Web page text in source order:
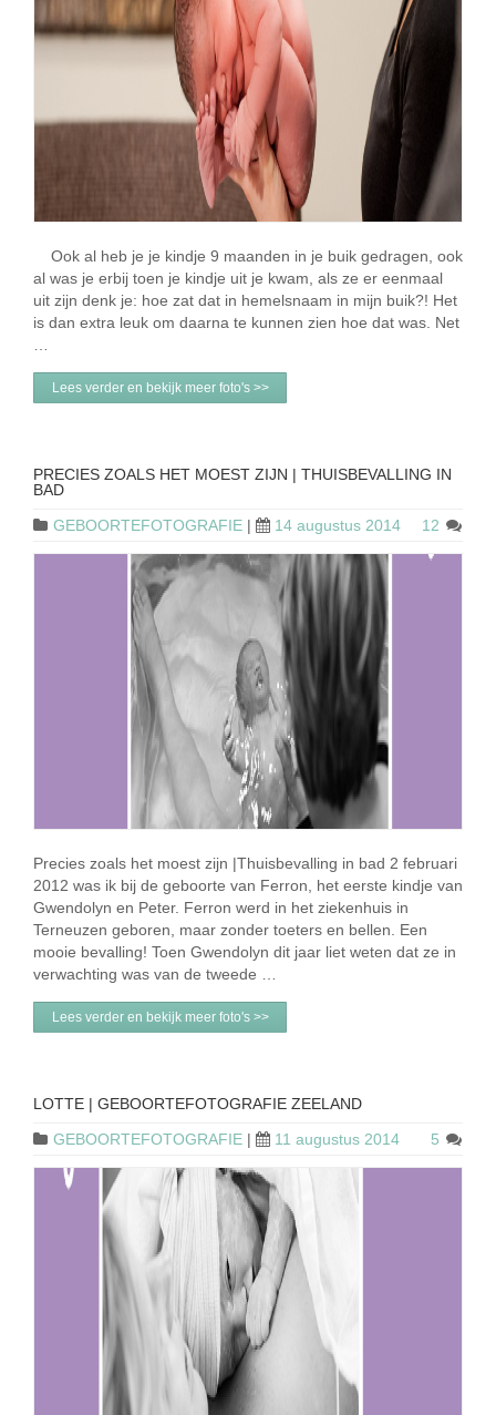
Ook al heb je je kindje 9 maanden in je buik gedragen, ook
al was je erbij toen je kindje uit je kwam, als ze er eenmaal
uit zijn denk je: hoe zat dat in hemelsnaam in mijn buik?! Het
is dan extra leuk om daarna te kunnen zien hoe dat was. Net
Lees verder en bekijk meer foto's >>
PRECIES ZOALS HET MOEST ZIJN | THUISBEVALLING IN
BAD
GEBOORTEFOTOGRAFIE | 14 augustus 2014 12
Precies zoals het moest zijn |Thuisbevalling in bad 2 februari
2012 was ik bij de geboorte van Ferron, het eerste kindje van
Gwendolyn en Peter. Ferron werd in het ziekenhuis in
Terneuzen geboren, maar zonder toeters en bellen. Een
mooie bevalling! Toen Gwendolyn dit jaar liet weten dat ze in
verwachting was van de tweede …
Lees verder en bekijk meer foto's >>
LOTTE | GEBOORTEFOTOGRAFIE ZEELAND
GEBOORTEFOTOGRAFIE | 11 augustus 2014 5